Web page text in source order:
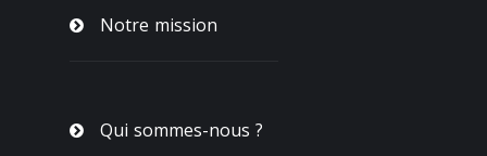
Notre mission
Qui sommes-nous ?